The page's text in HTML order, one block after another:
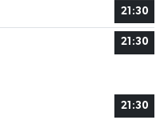
21:30
21:30
21:30